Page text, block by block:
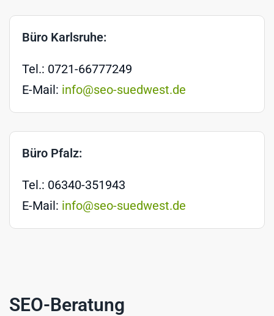
Büro Karlsruhe:
Tel.: 0721-66777249
E-Mail: info@seo-suedwest.de
Büro Pfalz:
Tel.: 06340-351943
E-Mail: info@seo-suedwest.de
SEO-Beratung